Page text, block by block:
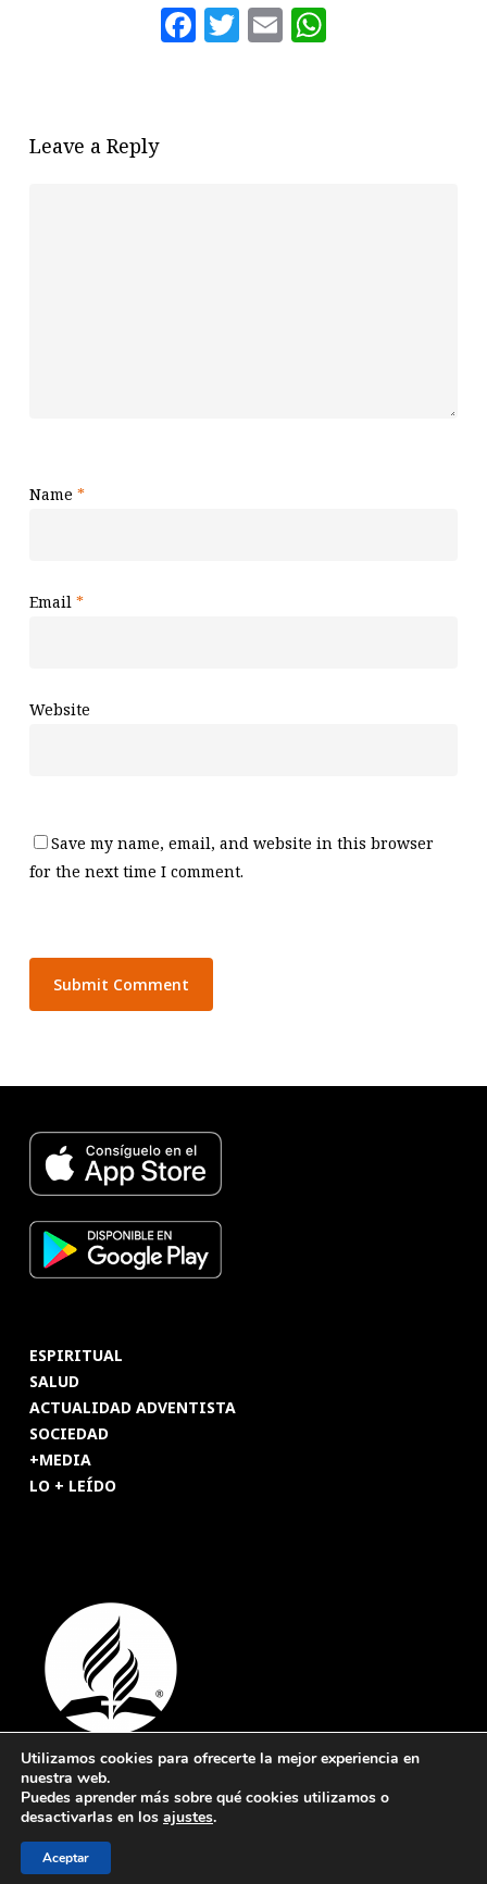
Facebook
Twitter
Email
Leave a Reply
Name *
Email *
Website
Save my name, email, and website in this browser
for the next time I comment.
ESPIRITUAL
SALUD
ACTUALIDAD ADVENTISTA
SOCIEDAD
+MEDIA
LO + LEÍDO
© 2026 Revista Adventista de España. UICASDE. Derechos
reservados.
Utilizamos cookies para ofrecerte la mejor experiencia en
nuestra web.
Puedes aprender más sobre qué cookies utilizamos o
desactivarlas en los ajustes.
Aceptar